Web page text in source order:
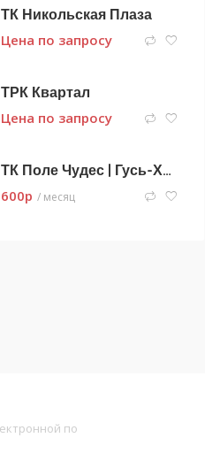
ТК Никольская Плаза
Цена по запросу
ТРК Квартал
Цена по запросу
ТК Поле Чудес | Гусь-Хрустальный
600p / месяц